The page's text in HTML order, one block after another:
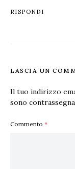
RISPONDI
LASCIA UN
Il tuo indirizzo
sono
Commento *